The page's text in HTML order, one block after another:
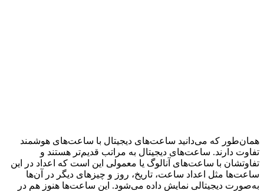
همان‌طور که می‌دانید ساعت‌های دیجیتال با ساعت‌های هوشمند
تفاوت دارند. ساعت‌های دیجیتال به مراتب قدیم‌تر هستند و
تفاوتشان با ساعت‌های آنالوگ یا معمولی این است که اعداد در این
ساعت‌ها مثل اعداد ساعت، تاریخ، روز و چیزهای دیگر در آن‌ها
به‌صورت دیجیتالی نمایش داده می‌شود. این ساعت‌ها هنوز هم در